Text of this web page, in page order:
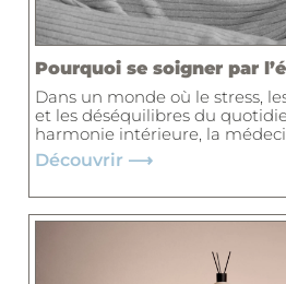
Pourquoi se soigner par
Dans un monde où le stress,
et les déséquilibres du
harmonie intérieure, la
Découvrir ⟶